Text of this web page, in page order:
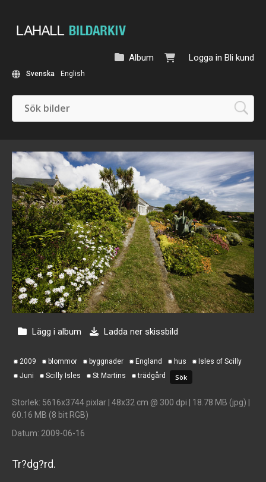
Logga in Bli kund
Album
Svenska English
Lägg i album Ladda ner skissbild
2009 blommor byggnader England hus
Isles of Scilly
Juni
Scilly Isles St Martins trädgård
Storlek: 5616x3744 pixlar | 48x32 cm @ 300 dpi | 18.78 MB (jpg) |
60.16 MB (8 bit RGB)
Datum: 2009-06-16
Tr?dg?rd.